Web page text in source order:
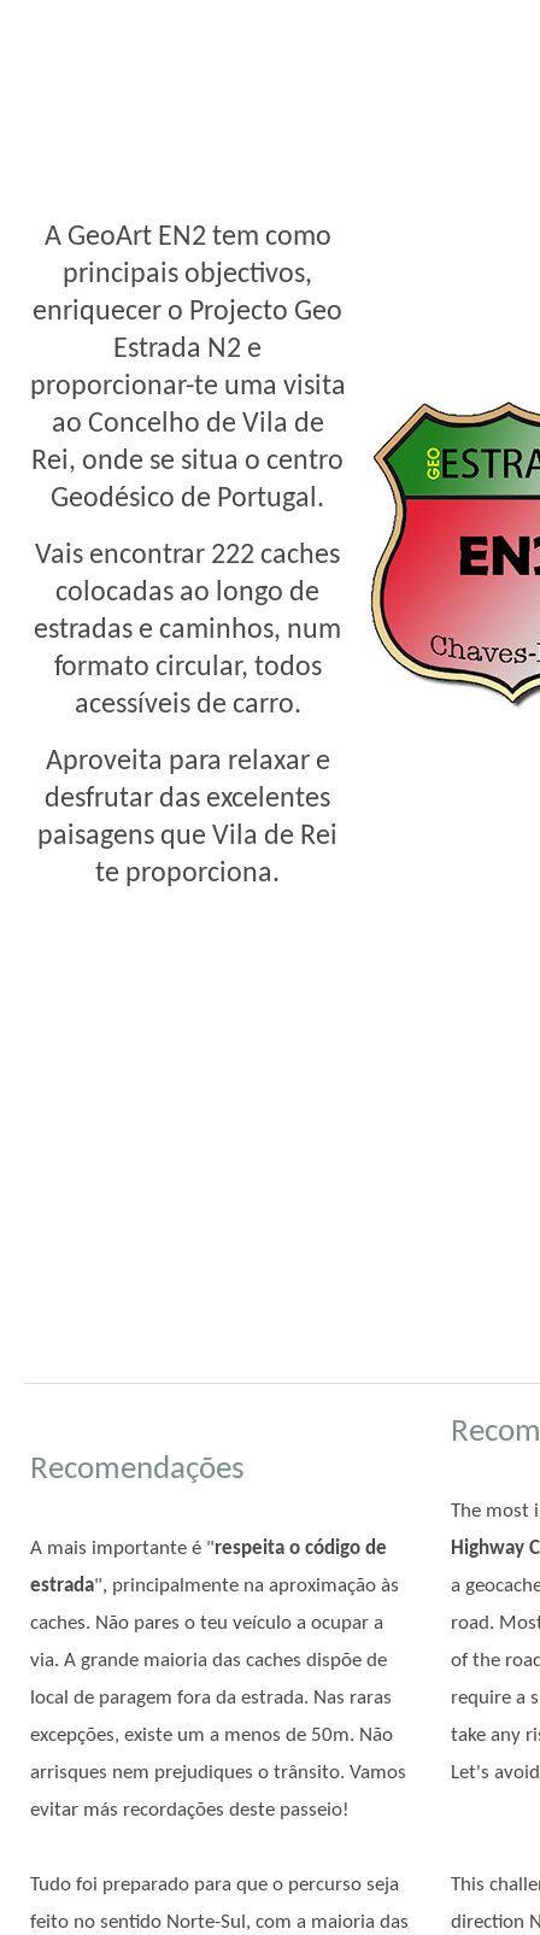
A GeoArt EN2 tem como
principais objectivos,
enriquecer o Projecto Geo
Estrada N2 e
proporcionar-te uma visita
ao Concelho de Vila de
Rei, onde se situa o centro
Geodésico de Portugal.
Vais encontrar 222 caches
colocadas ao longo de
estradas e caminhos, num
formato circular, todos
acessíveis de carro.
Aproveita para relaxar e
desfrutar das excelentes
paisagens que Vila de Rei
te proporciona.
Recomendações
A mais importante é "respeita o código de
estrada", principalmente na aproximação às
caches. Não pares o teu veículo a ocupar a
via. A grande maioria das caches dispõe de
local de paragem fora da estrada. Nas raras
excepções, existe um a menos de 50m. Não
arrisques nem prejudiques o trânsito. Vamos
evitar más recordações deste passeio!
Tudo foi preparado para que o percurso seja
feito no sentido Norte-Sul, com a maioria das
The most
Highway
a
road.
of the
require a
take any
Let's
This
direction